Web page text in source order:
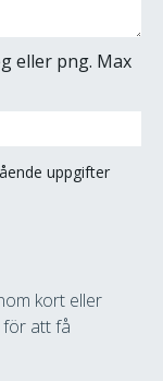
eller png. Max
uppgifter
kort eller
för att få